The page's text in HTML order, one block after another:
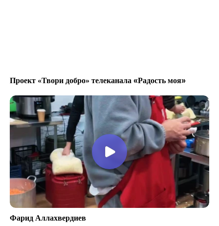
Проект «Твори добро» телеканала «Радость моя»
Фарид Аллахвердиев